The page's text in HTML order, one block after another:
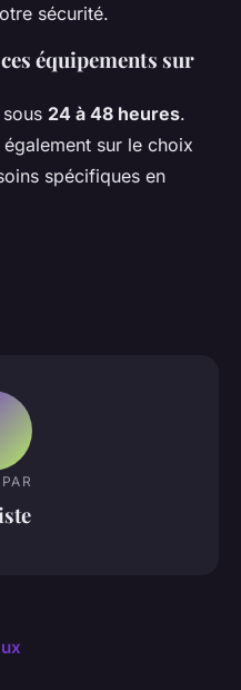
sécurité.
équipements sur
24 à 48 heures.
sur le choix
spécifiques en